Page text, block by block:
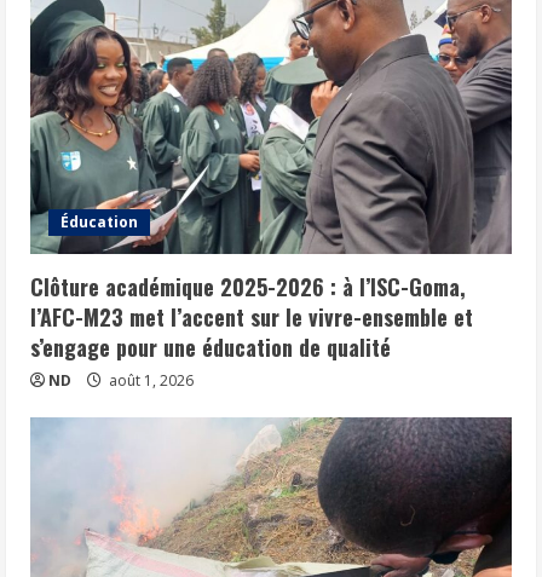
Éducation
Clôture académique 2025-2026 : à l’ISC-Goma,
l’AFC-M23 met l’accent sur le vivre-ensemble et
s’engage pour une éducation de qualité
ND août 1, 2026